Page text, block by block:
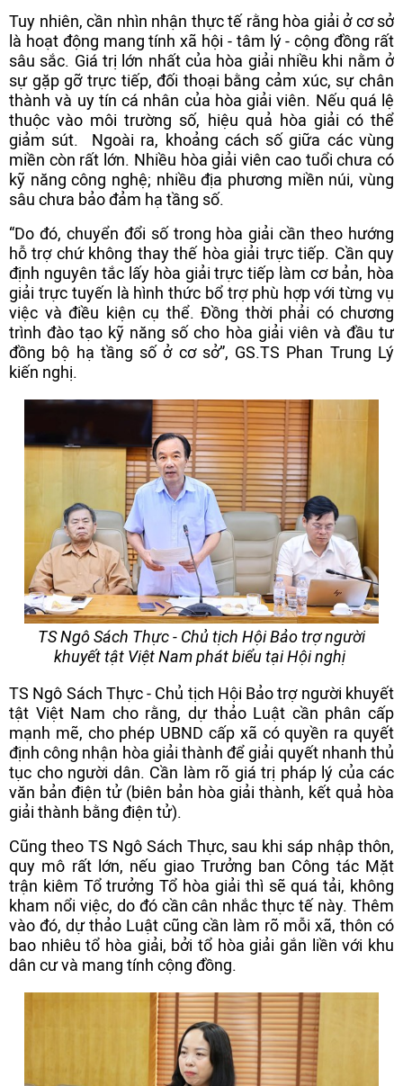
Tuy nhiên, cần nhìn nhận thực tế rằng hòa giải ở cơ sở
là hoạt động mang tính xã hội - tâm lý - cộng đồng rất
sâu sắc. Giá trị lớn nhất của hòa giải nhiều khi nằm ở
sự gặp gỡ trực tiếp, đối thoại bằng cảm xúc, sự chân
thành và uy tín cá nhân của hòa giải viên. Nếu quá lệ
thuộc vào môi trường số, hiệu quả hòa giải có thể
giảm sút. Ngoài ra, khoảng cách số giữa các vùng
miền còn rất lớn. Nhiều hòa giải viên cao tuổi chưa có
kỹ năng công nghệ; nhiều địa phương miền núi, vùng
sâu chưa bảo đảm hạ tầng số.
“Do đó, chuyển đổi số trong hòa giải cần theo hướng
hỗ trợ chứ không thay thế hòa giải trực tiếp. Cần quy
định nguyên tắc lấy hòa giải trực tiếp làm cơ bản, hòa
giải trực tuyến là hình thức bổ trợ phù hợp với từng vụ
việc và điều kiện cụ thể. Đồng thời phải có chương
trình đào tạo kỹ năng số cho hòa giải viên và đầu tư
đồng bộ hạ tầng số ở cơ sở”, GS.TS Phan Trung Lý
kiến nghị.
TS Ngô Sách Thực - Chủ tịch Hội Bảo trợ người
khuyết tật Việt Nam phát biểu tại Hội nghị
TS Ngô Sách Thực - Chủ tịch Hội Bảo trợ người khuyết
tật Việt Nam cho rằng, dự thảo Luật cần phân cấp
mạnh mẽ, cho phép UBND cấp xã có quyền ra quyết
định công nhận hòa giải thành để giải quyết nhanh thủ
tục cho người dân. Cần làm rõ giá trị pháp lý của các
văn bản điện tử (biên bản hòa giải thành, kết quả hòa
giải thành bằng điện tử).
Cũng theo TS Ngô Sách Thực, sau khi sáp nhập thôn,
quy mô rất lớn, nếu giao Trưởng ban Công tác Mặt
trận kiêm Tổ trưởng Tổ hòa giải thì sẽ quá tải, không
kham nổi việc, do đó cần cân nhắc thực tế này. Thêm
vào đó, dự thảo Luật cũng cần làm rõ mỗi xã, thôn có
bao nhiêu tổ hòa giải, bởi tổ hòa giải gắn liền với khu
dân cư và mang tính cộng đồng.